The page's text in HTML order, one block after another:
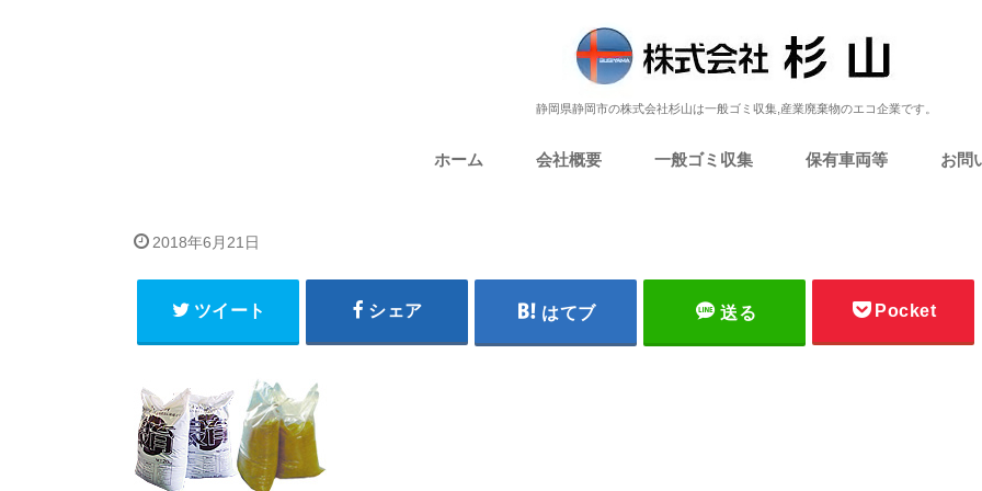
静岡県静岡市の株式会社杉山は一般ゴミ収集,産業廃棄物のエコ企業です。
ホーム 会社概要 一般ゴミ収集 保有車両等 お問
2018年6月21日
ツイート シェア はてブ 送る Pocket